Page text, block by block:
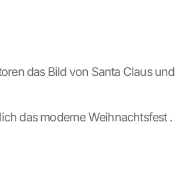
das Bild von Santa Claus und
das moderne Weihnachtsfest .